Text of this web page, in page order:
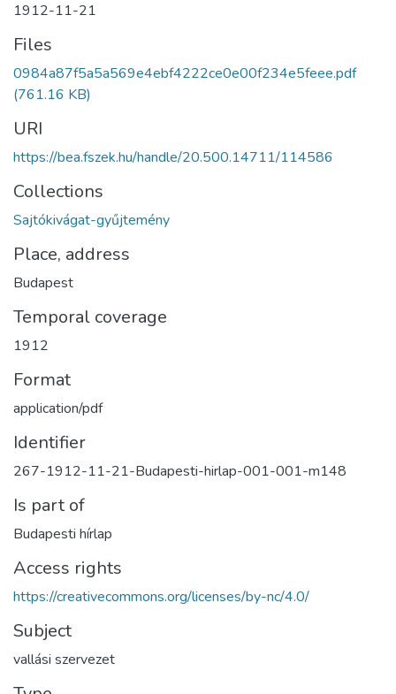
1912-11-21
Files
0984a87f5a5a569e4ebf4222ce0e00f234e5feee.pdf
(761.16 KB)
URI
https://bea.fszek.hu/handle/20.500.14711/114586
Collections
Sajtókivágat-gyűjtemény
Place, address
Budapest
Temporal coverage
1912
Format
application/pdf
Identifier
267-1912-11-21-Budapesti-hirlap-001-001-m148
Is part of
Budapesti hírlap
Access rights
https://creativecommons.org/licenses/by-nc/4.0/
Subject
vallási szervezet